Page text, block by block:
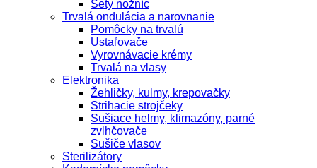
Sety nožníc
Trvalá ondulácia a narovnanie
Pomôcky na trvalú
Ustaľovače
Vyrovnávacie krémy
Trvalá na vlasy
Elektronika
Žehličky, kulmy, krepovačky
Strihacie strojčeky
Sušiace helmy, klimazóny, parné
zvlhčovače
Sušiče vlasov
Sterilizátory